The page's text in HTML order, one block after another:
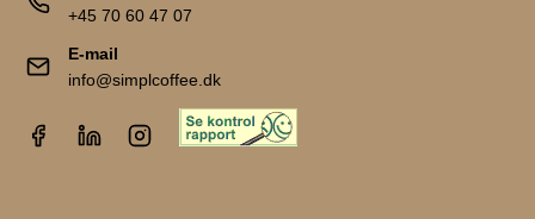
+45 70 60 47 07
E-mail
info@simplcoffee.dk